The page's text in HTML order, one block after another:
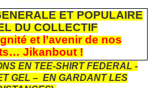
ET POPULAIRE
DU COLLECTIF
et l’avenir de nos
Jikanbout !
EN TEE-SHIRT FEDERAL -
GEL – EN GARDANT LES